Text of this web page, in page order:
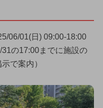
06/01(日) 09:00-18:00
の17:00までに施設の
で案内）